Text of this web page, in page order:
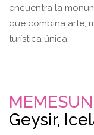
encuentra la
que combina arte,
turística única.
Geysir,